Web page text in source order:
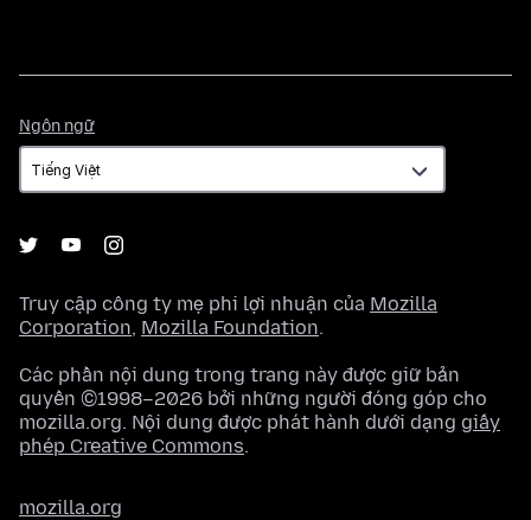
Ngôn ngữ
ngữ
Truy cập công ty mẹ phi lợi nhuận của Mozilla
Corporation, Mozilla Foundation.
Các phần nội dung trong trang này được giữ bản
quyền ©1998–2026 bởi những người đóng góp cho
mozilla.org. Nội dung được phát hành dưới dạng giấy
phép Creative Commons.
mozilla.org